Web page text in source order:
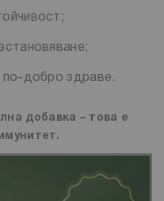
по-добро здраве.
добавка – това е